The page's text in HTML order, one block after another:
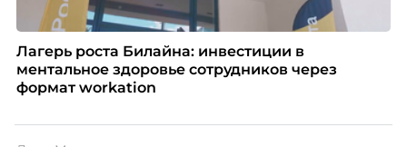
Лагерь роста Билайна: инвестиции в
ментальное здоровье сотрудников через
формат workation